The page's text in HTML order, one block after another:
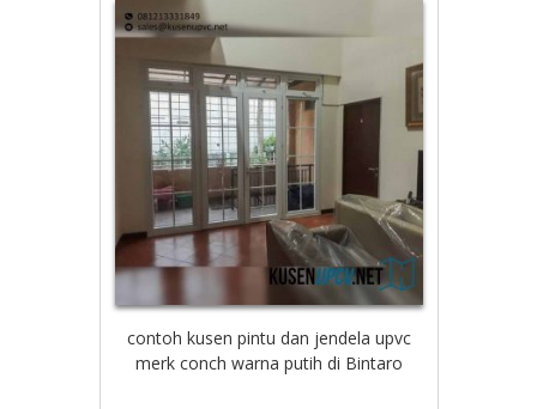
contoh kusen pintu dan jendela upvc
merk conch warna putih di Bintaro